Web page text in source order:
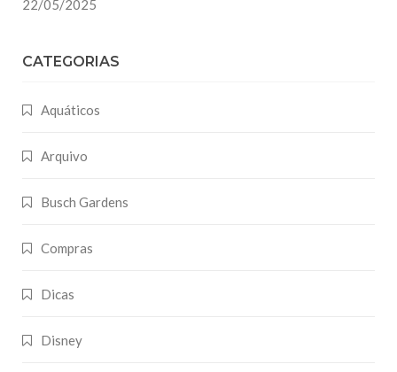
22/05/2025
CATEGORIAS
Aquáticos
Arquivo
Busch Gardens
Compras
Dicas
Disney